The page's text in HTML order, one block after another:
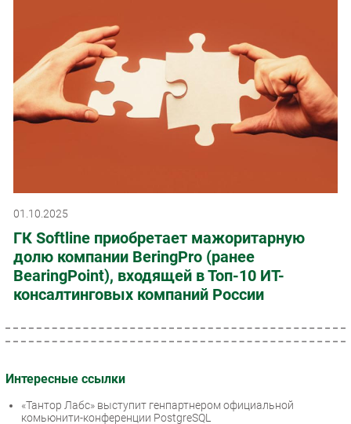
01.10.2025
ГК Softline приобретает мажоритарную
долю компании BeringPro (ранее
BearingPoint), входящей в Топ-10 ИТ-
консалтинговых компаний России
Интересные ссылки
«Тантор Лабс» выступит генпартнером официальной
комьюнити-конференции PostgreSQL